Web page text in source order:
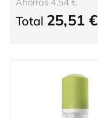
Total 25,51 €